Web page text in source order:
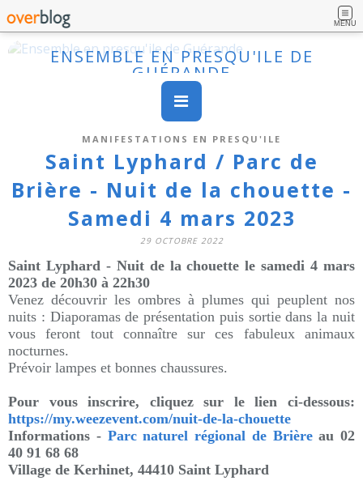
MENU
ENSEMBLE EN PRESQU'ILE DE
GUÉRANDE
MANIFESTATIONS EN PRESQU'ILE
Saint Lyphard / Parc de
Brière - Nuit de la chouette -
Samedi 4 mars 2023
29 OCTOBRE 2022
Saint Lyphard - Nuit de la chouette le samedi 4 mars
2023 de 20h30 à 22h30
Venez découvrir les ombres à plumes qui peuplent nos
nuits : Diaporamas de présentation puis sortie dans la nuit
vous feront tout connaître sur ces fabuleux animaux
nocturnes.
Prévoir lampes et bonnes chaussures.
Pour vous inscrire, cliquez sur le lien ci-dessous:
https://my.weezevent.com/nuit-de-la-chouette
Informations - Parc naturel régional de Brièreau 02
40 91 68 68
Village de Kerhinet, 44410 Saint Lyphard